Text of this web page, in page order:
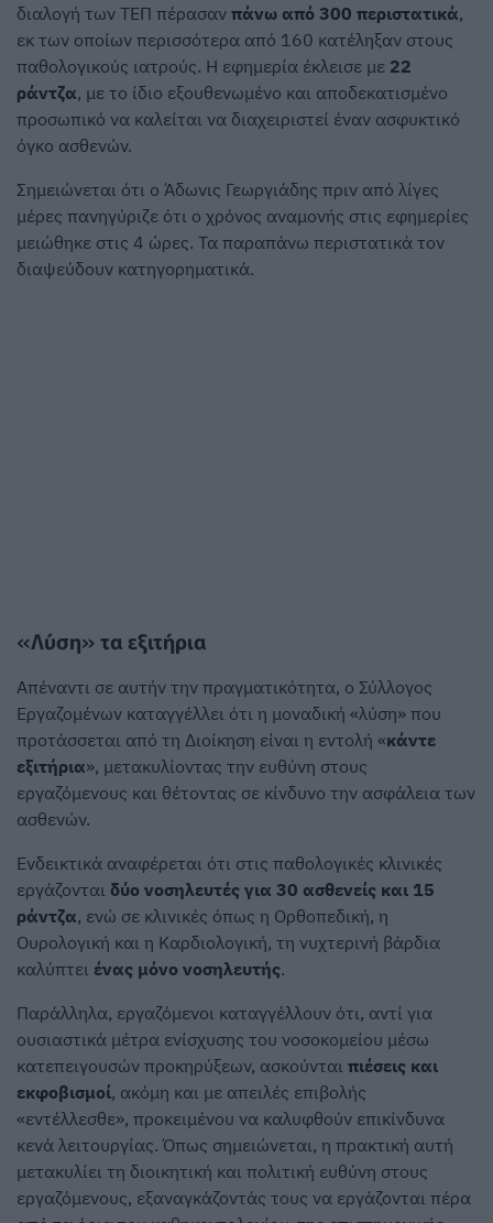
διαλογή των ΤΕΠ πέρασαν πάνω από 300 περιστατικά,
εκ των οποίων περισσότερα από 160 κατέληξαν στους
παθολογικούς ιατρούς. Η εφημερία έκλεισε με 22
ράντζα, με το ίδιο εξουθενωμένο και αποδεκατισμένο
προσωπικό να καλείται να διαχειριστεί έναν ασφυκτικό
όγκο ασθενών.
Σημειώνεται ότι ο Άδωνις Γεωργιάδης πριν από λίγες
μέρες πανηγύριζε ότι ο χρόνος αναμονής στις εφημερίες
μειώθηκε στις 4 ώρες. Τα παραπάνω περιστατικά τον
διαψεύδουν κατηγορηματικά.
«Λύση» τα εξιτήρια
Απέναντι σε αυτήν την πραγματικότητα, ο Σύλλογος
Εργαζομένων καταγγέλλει ότι η μοναδική «λύση» που
προτάσσεται από τη Διοίκηση είναι η εντολή «κάντε
εξιτήρια», μετακυλίοντας την ευθύνη στους
εργαζόμενους και θέτοντας σε κίνδυνο την ασφάλεια των
ασθενών.
Ενδεικτικά αναφέρεται ότι στις παθολογικές κλινικές
εργάζονται δύο νοσηλευτές για 30 ασθενείς και 15
ράντζα, ενώ σε κλινικές όπως η Ορθοπεδική, η
Ουρολογική και η Καρδιολογική, τη νυχτερινή βάρδια
καλύπτει ένας μόνο νοσηλευτής.
Παράλληλα, εργαζόμενοι καταγγέλλουν ότι, αντί για
ουσιαστικά μέτρα ενίσχυσης του νοσοκομείου μέσω
κατεπειγουσών προκηρύξεων, ασκούνται πιέσεις και
εκφοβισμοί, ακόμη και με απειλές επιβολής
«εντέλλεσθε», προκειμένου να καλυφθούν επικίνδυνα
κενά λειτουργίας. Όπως σημειώνεται, η πρακτική αυτή
μετακυλίει τη διοικητική και πολιτική ευθύνη στους
εργαζόμενους, εξαναγκάζοντάς τους να εργάζονται πέρα